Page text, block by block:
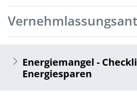
Energiemangel -
Energiesparen